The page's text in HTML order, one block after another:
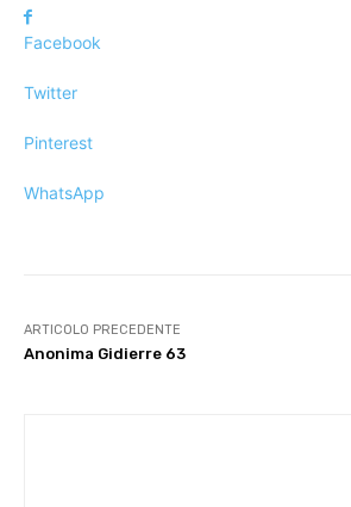
Facebook
Twitter
Pinterest
WhatsApp
ARTICOLO PRECEDENTE
Anonima Gidierre 63